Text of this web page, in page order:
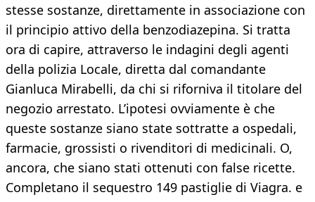
stesse sostanze, direttamente in associazione con
il principio attivo della benzodiazepina. Si tratta
ora di capire, attraverso le indagini degli agenti
della polizia Locale, diretta dal comandante
Gianluca Mirabelli, da chi si riforniva il titolare del
negozio arrestato. L’ipotesi ovviamente è che
queste sostanze siano state sottratte a ospedali,
farmacie, grossisti o rivenditori di medicinali. O,
ancora, che siano stati ottenuti con false ricette.
Completano il sequestro 149 pastiglie di Viagra. e